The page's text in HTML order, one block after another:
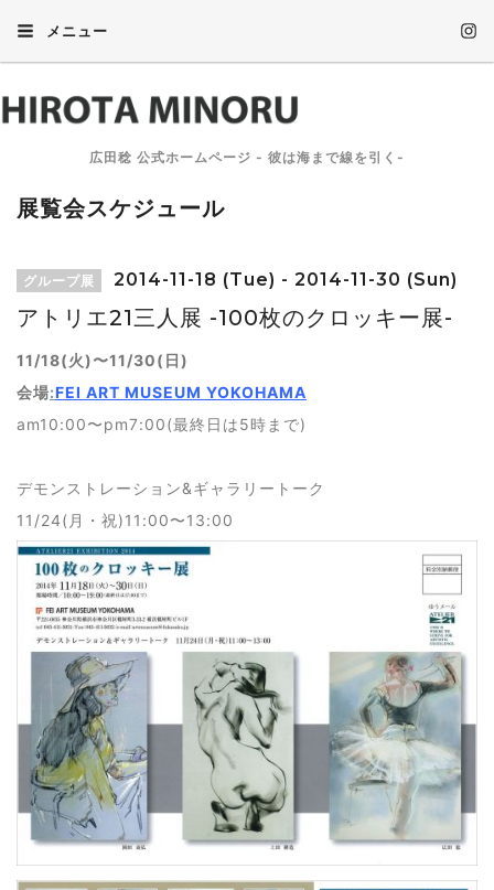
メニュー
広田稔 公式ホームページ - 彼は海まで線を引く-
展覧会スケジュール
グループ展 2014-11-18 (Tue) - 2014-11-30 (Sun)
アトリエ21三人展 -100枚のクロッキー展-
11/18(火)〜11/30(日)
会場:FEI ART MUSEUM YOKOHAMA
am10:00〜pm7:00(最終日は5時まで)
デモンストレーション&ギャラリートーク
11/24(月・祝)11:00〜13:00